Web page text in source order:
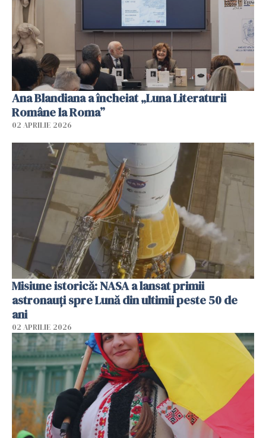
Ana Blandiana a încheiat „Luna Literaturii
Române la Roma”
02 APRILIE 2026
Misiune istorică: NASA a lansat primii
astronauţi spre Lună din ultimii peste 50 de
ani
02 APRILIE 2026